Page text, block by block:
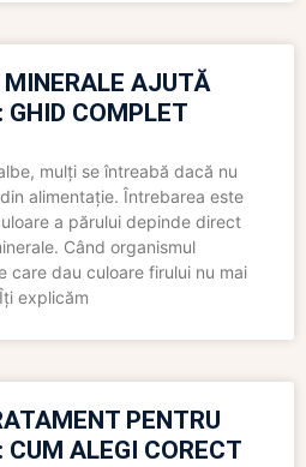
AJUTĂ
GHID COMPLET
mulți se întreabă dacă nu
alimentație. Întrebarea este
a părului depinde direct
Când organismul
care dau culoare firului nu mai
explicăm
PENTRU
CUM ALEGI CORECT